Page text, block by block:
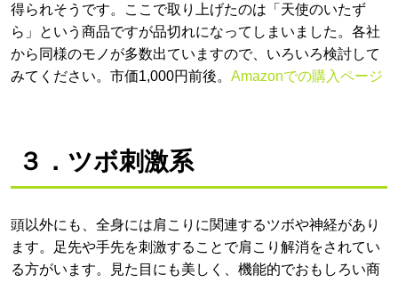
得られそうです。ここで取り上げたのは「天使のいたず
ら」という商品ですが品切れになってしまいました。各社
から同様のモノが多数出ていますので、いろいろ検討して
みてください。市価1,000円前後。 Amazonでの購入ページ
３．ツボ刺激系
頭以外にも、全身には肩こりに関連するツボや神経があり
ます。足先や手先を刺激することで肩こり解消をされてい
る方がいます。見た目にも美しく、機能的でおもしろい商